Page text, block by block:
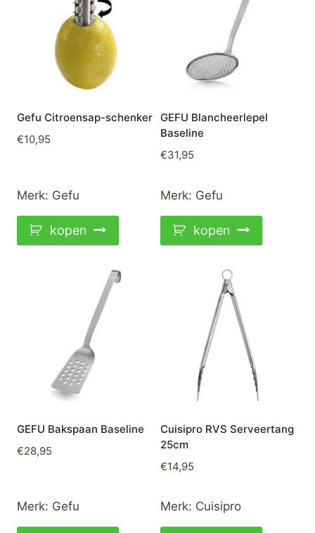
Gefu Citroensap-schenker
€10,95
Merk: Gefu
kopen
GEFU Blancheerlepel
Baseline
€31,95
Merk: Gefu
kopen
GEFU Bakspaan Baseline
€28,95
Merk: Gefu
Cuisipro RVS Serveertang
25cm
€14,95
Merk: Cuisipro